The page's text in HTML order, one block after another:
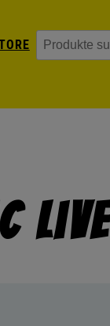
Suchen
Live